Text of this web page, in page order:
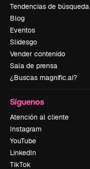
Tendencias de búsqueda
Blog
Eventos
Slidesgo
Vender contenido
Sala de prensa
¿Buscas magnific.ai?
Síguenos
Atención al cliente
Instagram
YouTube
LinkedIn
TikTok